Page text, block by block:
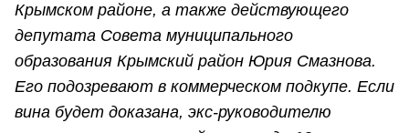
Крымском районе, а также действующего
депутата Совета муниципального
образования Крымский район Юрия Смазнова.
Его подозревают в коммерческом подкупе. Если
вина будет доказана, экс-руководителю